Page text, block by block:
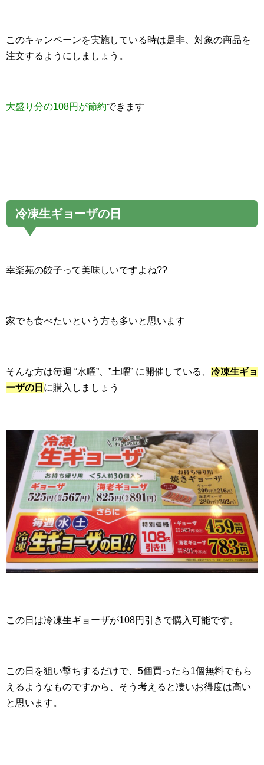
このキャンペーンを実施している時は是非、対象の商品を
注文するようにしましょう。
大盛り分の108円が節約できます
冷凍生ギョーザの日
幸楽苑の餃子って美味しいですよね??
家でも食べたいという方も多いと思います
そんな方は毎週 “水曜”、”土曜” に開催している、 冷凍生ギョ
ーザの日 に購入しましょう
この日は冷凍生ギョーザが108円引きで購入可能です。
この日を狙い撃ちするだけで、5個買ったら1個無料でもら
えるようなものですから、そう考えると凄いお得度は高い
と思います。